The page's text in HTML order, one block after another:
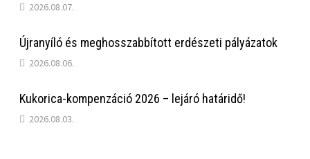
2026.08.07.
Újranyíló és meghosszabbított erdészeti pályázatok
2026.08.06.
Kukorica-kompenzáció 2026 – lejáró határidő!
2026.08.03.